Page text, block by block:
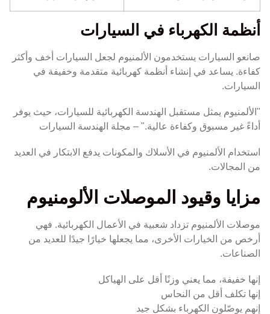
أنظمة الكهرباء في السيارات
صانعو السيارات يستخدمون الألمنيوم لجعل السيارات أخف وأكثر
كفاءة. يساعد في إنشاء أنظمة كهربائية متقدمة وخفيفة في
السيارات.
"الألمنيوم يمثل مستقبل الهندسة الكهربائية للسيارات، حيث يوفر
أداءً غير مسبوق وكفاءة عالية." – مجلة الهندسة السيارات
استخدام الألمنيوم في الأسلاك والمكونات يدفع الابتكار في العديد
من المجالات.
مزايا وقيود الموصلات الألومنيوم
موصلات الألمنيوم تزداد شعبية في الأعمال الكهربائية. فهي
أرخص من الخيارات الأخرى، مما يجعلها خيارًا جيدًا للعديد من
الصناعات.
إنها خفيفة، مما يعني وزنًا أقل على الهياكل
إنها تكلف أقل من النحاس
إنهم يوصّلون الكهرباء بشكل جيد